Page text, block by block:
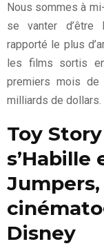
Nous sommes à
se vanter d’être
rapporté le plus
les films sortis
premiers mois de
milliards de dollars.
Toy
s’Habille
Jumpers,
Disney